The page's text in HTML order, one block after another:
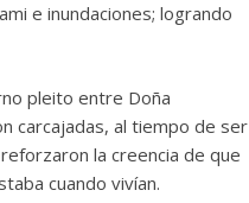
e inundaciones; logrando
pleito entre Doña
carcajadas, al tiempo de ser
la creencia de que
cuando vivían.